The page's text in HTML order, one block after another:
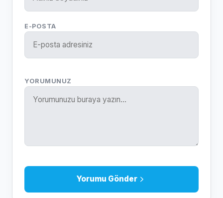
E-POSTA
YORUMUNUZ
Yorumu Gönder